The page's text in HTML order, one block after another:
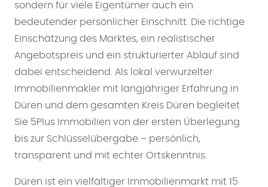
sondern für viele Eigentümer auch ein
bedeutender persönlicher Einschnitt. Die richtige
Einschätzung des Marktes, ein realistischer
Angebotspreis und ein strukturierter Ablauf sind
dabei entscheidend. Als lokal verwurzelter
Immobilienmakler mit langjähriger Erfahrung in
Düren und dem gesamten Kreis Düren begleitet
Sie 5Plus Immobilien von der ersten Überlegung
bis zur Schlüsselübergabe – persönlich,
transparent und mit echter Ortskenntnis.
Düren ist ein vielfältiger Immobilienmarkt mit 15